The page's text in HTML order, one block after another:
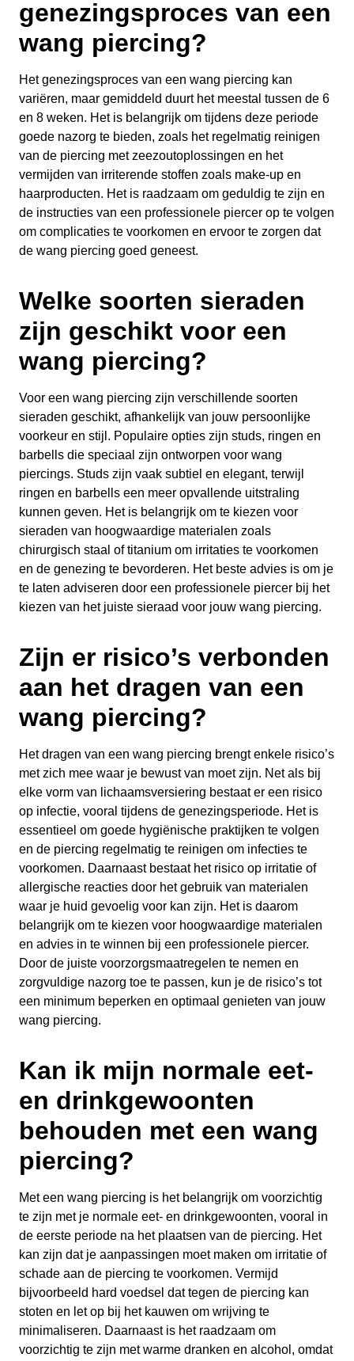
genezingsproces van een
wang piercing?
Het genezingsproces van een wang piercing kan
variëren, maar gemiddeld duurt het meestal tussen de 6
en 8 weken. Het is belangrijk om tijdens deze periode
goede nazorg te bieden, zoals het regelmatig reinigen
van de piercing met zeezoutoplossingen en het
vermijden van irriterende stoffen zoals make-up en
haarproducten. Het is raadzaam om geduldig te zijn en
de instructies van een professionele piercer op te volgen
om complicaties te voorkomen en ervoor te zorgen dat
de wang piercing goed geneest.
Welke soorten sieraden
zijn geschikt voor een
wang piercing?
Voor een wang piercing zijn verschillende soorten
sieraden geschikt, afhankelijk van jouw persoonlijke
voorkeur en stijl. Populaire opties zijn studs, ringen en
barbells die speciaal zijn ontworpen voor wang
piercings. Studs zijn vaak subtiel en elegant, terwijl
ringen en barbells een meer opvallende uitstraling
kunnen geven. Het is belangrijk om te kiezen voor
sieraden van hoogwaardige materialen zoals
chirurgisch staal of titanium om irritaties te voorkomen
en de genezing te bevorderen. Het beste advies is om je
te laten adviseren door een professionele piercer bij het
kiezen van het juiste sieraad voor jouw wang piercing.
Zijn er risico’s verbonden
aan het dragen van een
wang piercing?
Het dragen van een wang piercing brengt enkele risico’s
met zich mee waar je bewust van moet zijn. Net als bij
elke vorm van lichaamsversiering bestaat er een risico
op infectie, vooral tijdens de genezingsperiode. Het is
essentieel om goede hygiënische praktijken te volgen
en de piercing regelmatig te reinigen om infecties te
voorkomen. Daarnaast bestaat het risico op irritatie of
allergische reacties door het gebruik van materialen
waar je huid gevoelig voor kan zijn. Het is daarom
belangrijk om te kiezen voor hoogwaardige materialen
en advies in te winnen bij een professionele piercer.
Door de juiste voorzorgsmaatregelen te nemen en
zorgvuldige nazorg toe te passen, kun je de risico’s tot
een minimum beperken en optimaal genieten van jouw
wang piercing.
Kan ik mijn normale eet-
en drinkgewoonten
behouden met een wang
piercing?
Met een wang piercing is het belangrijk om voorzichtig
te zijn met je normale eet- en drinkgewoonten, vooral in
de eerste periode na het plaatsen van de piercing. Het
kan zijn dat je aanpassingen moet maken om irritatie of
schade aan de piercing te voorkomen. Vermijd
bijvoorbeeld hard voedsel dat tegen de piercing kan
stoten en let op bij het kauwen om wrijving te
minimaliseren. Daarnaast is het raadzaam om
voorzichtig te zijn met warme dranken en alcohol, omdat